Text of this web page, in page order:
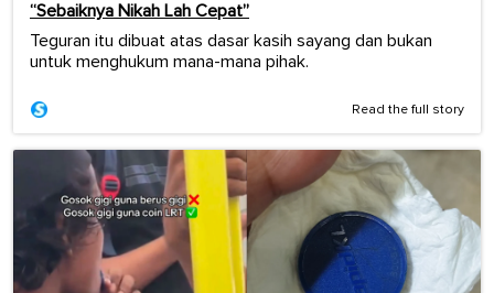
“Sebaiknya Nikah Lah Cepat”
Teguran itu dibuat atas dasar kasih sayang dan bukan
untuk menghukum mana-mana pihak.
Read the full story